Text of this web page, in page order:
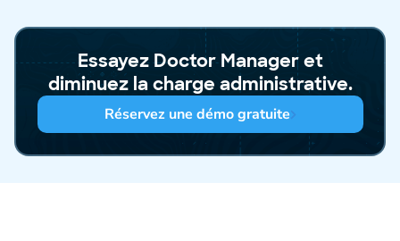
Essayez Doctor Manager et
diminuez la charge administrative.
Réservez une démo gratuite